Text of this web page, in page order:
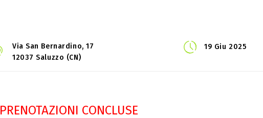
Via San Bernardino, 17
12037 Saluzzo (CN)
19 Giu 2025
PRENOTAZIONI CONCLUSE